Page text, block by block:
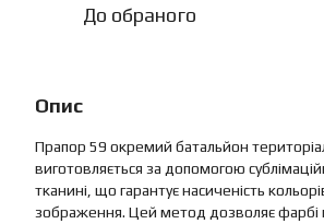
До обраного
Опис
Прапор 59 окремий батальйон
виготовляється за допомогою
тканині, що гарантує насиченість
зображення. Цей метод дозволяє фарбі